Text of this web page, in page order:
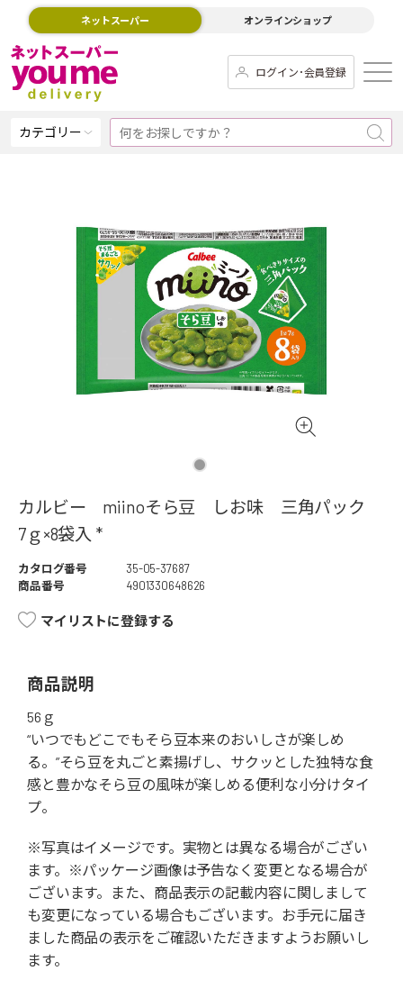
ネットスーパー オンラインショップ
ログイン･会員登録
カテゴリー
カルビー miinoそら豆 しお味 三角パック
7ｇ×8袋入 *
カタログ番号
35-05-37687
商品番号
4901330648626
マイリストに登録する
商品説明
56ｇ
“いつでもどこでもそら豆本来のおいしさが楽しめ
る。”そら豆を丸ごと素揚げし、サクッとした独特な食
感と豊かなそら豆の風味が楽しめる便利な小分けタイ
プ。
※写真はイメージです。実物とは異なる場合がござい
ます。※パッケージ画像は予告なく変更となる場合が
ございます。また、商品表示の記載内容に関しまして
も変更になっている場合もございます。お手元に届き
ました商品の表示をご確認いただきますようお願いし
ます。